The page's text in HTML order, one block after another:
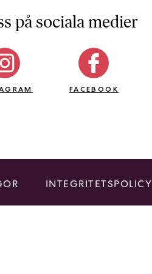
på sociala medier
FACEBOOK
INTEGRITETSPOLICY